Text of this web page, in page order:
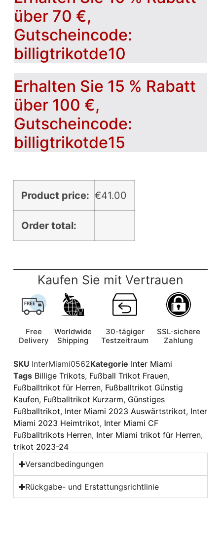
über 70 €,
Gutscheincode:
billigtrikotde10
Erhalten Sie 15 % Rabatt
über 100 €,
Gutscheincode:
billigtrikotde15
Product price: €41.00
Order total:
Kaufen Sie mit Vertrauen
Free
Delivery
Worldwide
Shipping
30-tägiger
Testzeitraum
SSL-sichere
Zahlung
SKU InterMiami0562Kategorie Inter Miami
Tags Billige Trikots, Fußball Trikot Frauen,
Fußballtrikot für Herren, Fußballtrikot Günstig
Kaufen, Fußballtrikot Kurzarm, Günstiges
Fußballtrikot, Inter Miami 2023 Auswärtstrikot, Inter
Miami 2023 Heimtrikot, Inter Miami CF
Fußballtrikots Herren, Inter Miami trikot für Herren,
trikot 2023-24
Versandbedingungen
Rückgabe- und Erstattungsrichtlinie